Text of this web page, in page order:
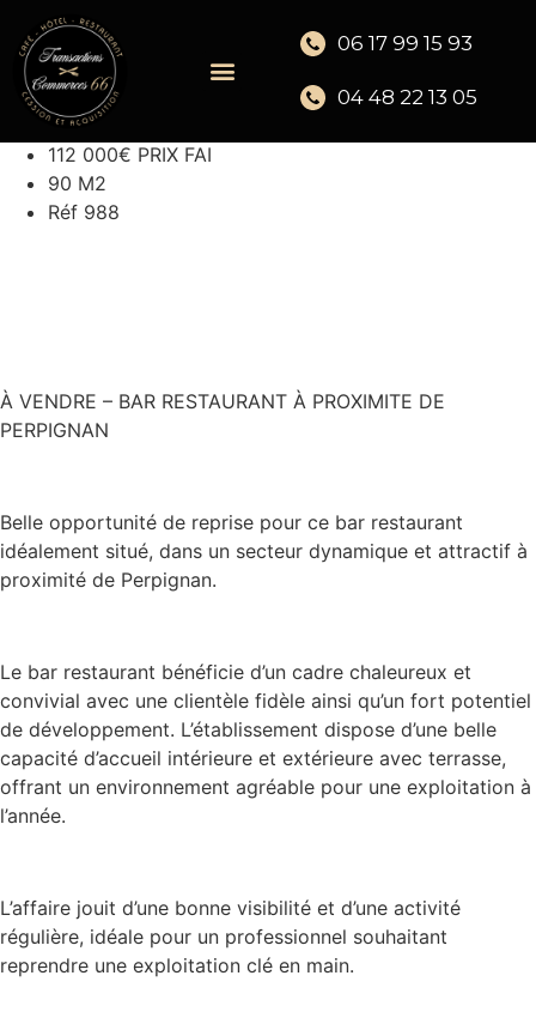
06 17 99 15 93
04 48 22 13 05
112 000€ PRIX FAI
90 M2
Réf 988
À VENDRE – BAR RESTAURANT À PROXIMITE DE
PERPIGNAN
Belle opportunité de reprise pour ce bar restaurant
idéalement situé, dans un secteur dynamique et attractif à
proximité de Perpignan.
Le bar restaurant bénéficie d’un cadre chaleureux et
convivial avec une clientèle fidèle ainsi qu’un fort potentiel
de développement. L’établissement dispose d’une belle
capacité d’accueil intérieure et extérieure avec terrasse,
offrant un environnement agréable pour une exploitation à
l’année.
L’affaire jouit d’une bonne visibilité et d’une activité
régulière, idéale pour un professionnel souhaitant
reprendre une exploitation clé en main.